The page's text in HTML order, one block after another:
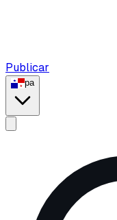
Publicar
pa